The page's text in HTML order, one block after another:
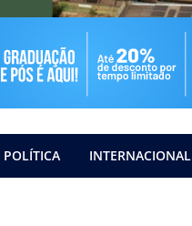
POLÍTICA INTERNACIONAL